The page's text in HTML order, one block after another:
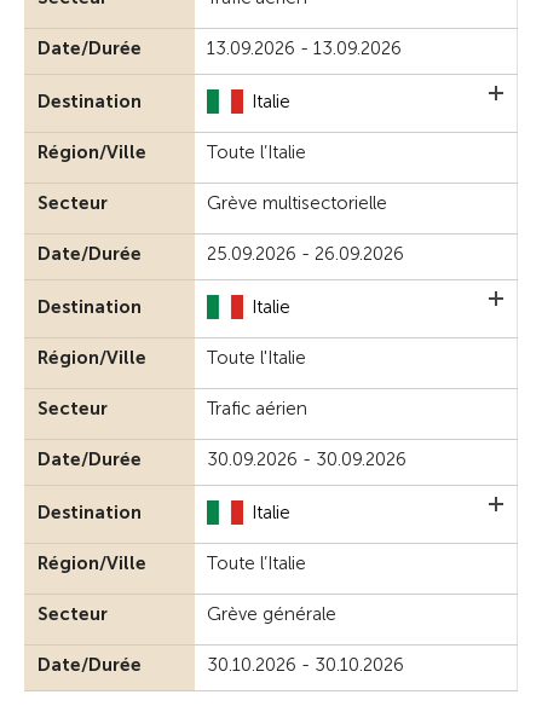
Date/Durée 13.09.2026 - 13.09.2026
Destination Italie
Région/Ville Toute l’Italie
Secteur Grève multisectorielle
Date/Durée 25.09.2026 - 26.09.2026
Destination Italie
Région/Ville Toute l'Italie
Secteur Trafic aérien
Date/Durée 30.09.2026 - 30.09.2026
Destination Italie
Région/Ville Toute l’Italie
Secteur Grève générale
Date/Durée 30.10.2026 - 30.10.2026